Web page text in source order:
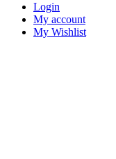
Login
My account
My Wishlist